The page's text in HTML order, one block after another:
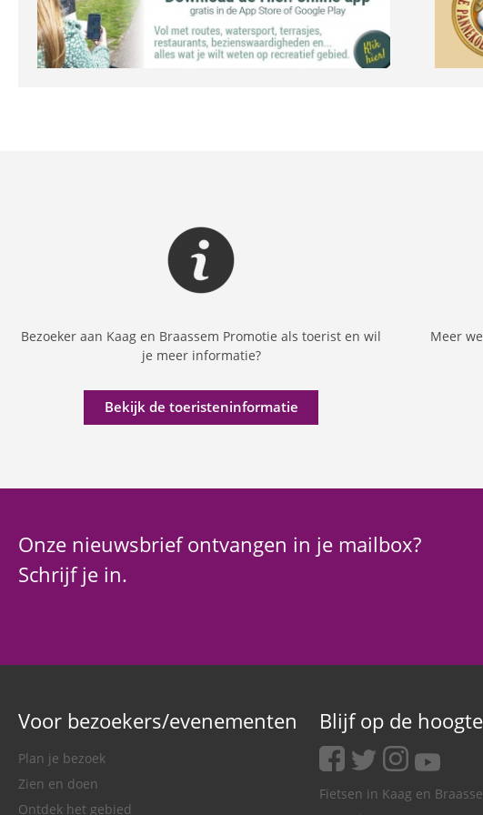
Bezoeker aan Kaag en Braassem Promotie als toerist en wil
je meer informatie?
Bekijk de toeristeninformatie
Meer
Onze nieuwsbrief ontvangen in je mailbox?
Schrijf je in.
Voor bezoekers/evenementen
Plan je bezoek
Zien en doen
Ontdek het gebied
Blijf op de hoogte
facebook
twitterinstagram
youtube
Fietsen in Kaag en